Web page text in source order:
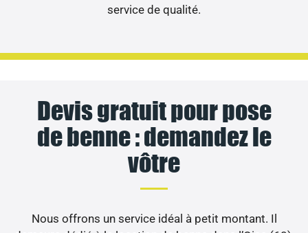
service de qualité.
Devis gratuit pour pose
de benne : demandez le
vôtre
Nous offrons un service idéal à petit montant. Il